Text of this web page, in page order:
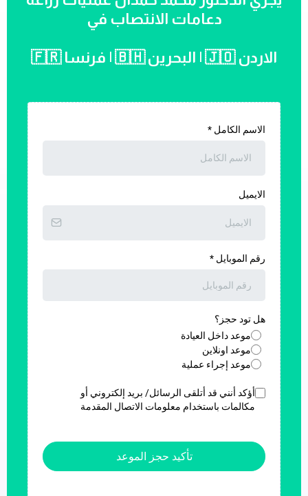
دعامات الانتصاب في
الاردن 🇯🇴 | البحرين 🇧🇭 | فرنسا 🇫🇷
الاسم الكامل *
الايميل
رقم الموبايل *
هل تود حجز؟
موعد داخل العيادة
موعد اونلاين
موعد إجراء عملية
أؤكد أنني قد أتلقى الرسائل/ بريد إلكتروني أو
مكالمات باستخدام معلومات الاتصال المقدمة
تأكيد حجز الموعد